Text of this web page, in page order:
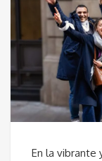
En la vibrante